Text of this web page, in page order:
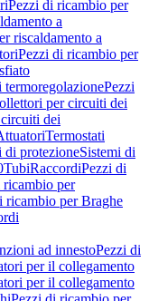
Pezzi di ricambio per
a
riscaldamento a
Pezzi di ricambio per
termoregolazionePezzi
per circuiti dei
dei
Termostati
di protezioneSistemi di
TubiRaccordiPezzi di
ricambio per
ricambio per Braghe
ad innestoPezzi di
per il collegamento
per il collegamento